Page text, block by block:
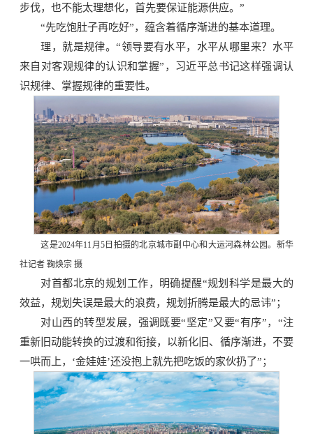
步伐，也不能太理想化，首先要保证能源供应。”
“先吃饱肚子再吃好”，蕴含着循序渐进的基本道理。
理，就是规律。“领导要有水平，水平从哪里来？水平
来自对客观规律的认识和掌握”，习近平总书记这样强调认
识规律、掌握规律的重要性。
这是2024年11月5日拍摄的北京城市副中心和大运河森林公园。新华
社记者 鞠焕宗 摄
对首都北京的规划工作，明确提醒“规划科学是最大的
效益，规划失误是最大的浪费，规划折腾是最大的忌讳”；
对山西的转型发展，强调既要“坚定”又要“有序”，“注
重新旧动能转换的过渡和衔接，以新化旧、循序渐进，不要
一哄而上，‘金娃娃’还没抱上就先把吃饭的家伙扔了”；